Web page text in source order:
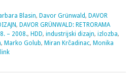
Blasin, Davor Grünwald, DAVOR
, DAVOR GRÜNWALD: RETRORAMA
– 2008., HDD, industrijski dizajn, izlozba,
, Marko Golub, Miran Krčadinac, Monika